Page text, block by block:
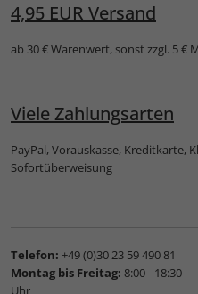
4,95 EUR Versand
ab 30 € Warenwert, sonst zzgl. 5 €
Viele Zahlungsarten
PayPal, Vorauskasse, Kreditkarte,
Sofortüberweisung
Telefon: +49 (0)30 23 59 490 81
Montag bis Freitag: 8:00 - 18:30
Uhr